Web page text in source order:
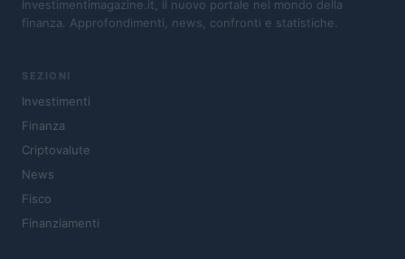
Investimentimagazine.it, il nuovo portale nel mondo della
finanza. Approfondimenti, news, confronti e statistiche.
SEZIONI
Investimenti
Finanza
Criptovalute
News
Fisco
Finanziamenti